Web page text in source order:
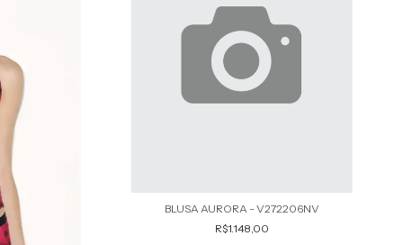
BLUSA AURORA - V272206NV
R$1.148,00